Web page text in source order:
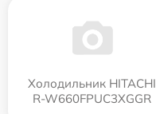
Холодильник HITACHI
R-W660FPUC3XGGR